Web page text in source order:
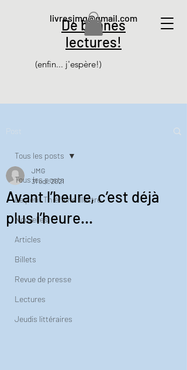
De bonnes
lectures!
(enfin... j'espère!)
livresjmg@gmail.com
Tous les posts
Le petit Thiéfaine illustré
Nouvelles
Articles
Billets
Revue de presse
Lectures
Jeudis littéraires
Tous les posts
Avant l’heure, c’est déjà
plus l’heure…
JMG
31 oct. 2021